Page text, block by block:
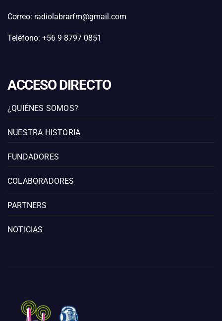
Correo: radiolabrarfm@gmail.com
Teléfono: +56 9 8797 0851
ACCESO DIRECTO
¿QUIÉNES SOMOS?
NUESTRA HISTORIA
FUNDADORES
COLABORADORES
PARTNERS
NOTICIAS